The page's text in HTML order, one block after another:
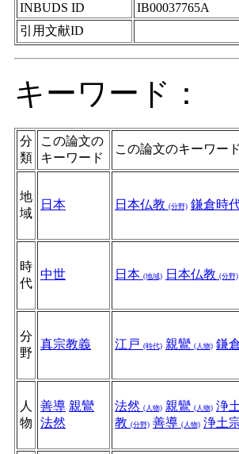
INBUDS ID
IB00037765A
引用文献ID
キーワード：
分
類
この論文の
キーワード
この論文のキーワー
地
域
日本 日本仏教 (分野) 鎌倉時
時
代
中世 日本 (地域) 日本仏教 (分野)
分
野
真宗教義 江戸 (時代) 親鸞 (人物) 鎌
人
物
善導 親鸞
法然
法然 (人物) 親鸞 (人物) 浄
教 (分野) 善導 (人物) 浄土